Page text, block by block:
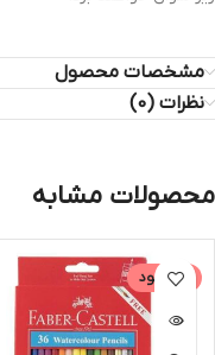
مشخصات محصول
نظرات (0)
محصولات مشابه
ناموجود